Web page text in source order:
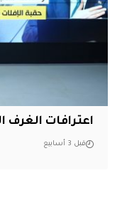
اعترافات الغرف
قبل 3 أسابيع